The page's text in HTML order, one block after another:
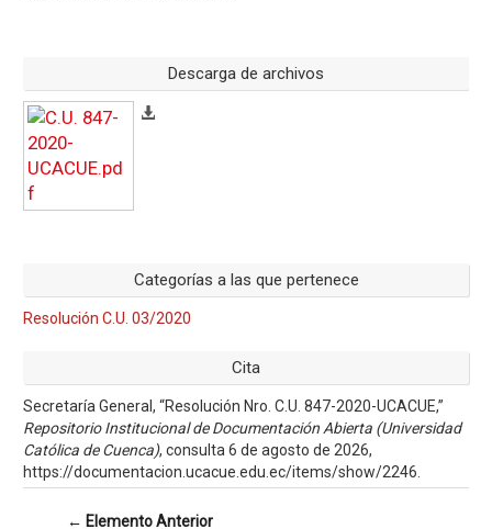
Descarga de archivos
Categorías a las que pertenece
Resolución C.U. 03/2020
Cita
Secretaría General, “Resolución Nro. C.U. 847-2020-UCACUE,”
Repositorio Institucional de Documentación Abierta (Universidad
Católica de Cuenca), consulta 6 de agosto de 2026,
https://documentacion.ucacue.edu.ec/items/show/2246
← Elemento Anterior